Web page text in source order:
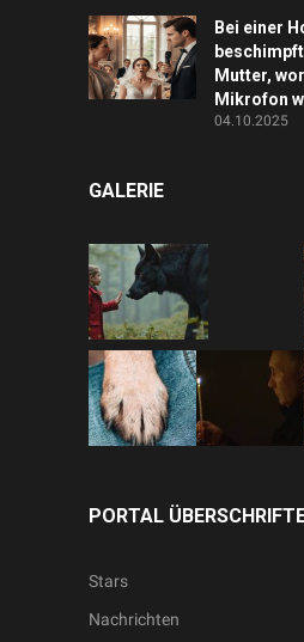
Bei einer
Mutter,
Mikrofon
04.10.2025
GALERIE
PORTAL
Stars
Nachrichten